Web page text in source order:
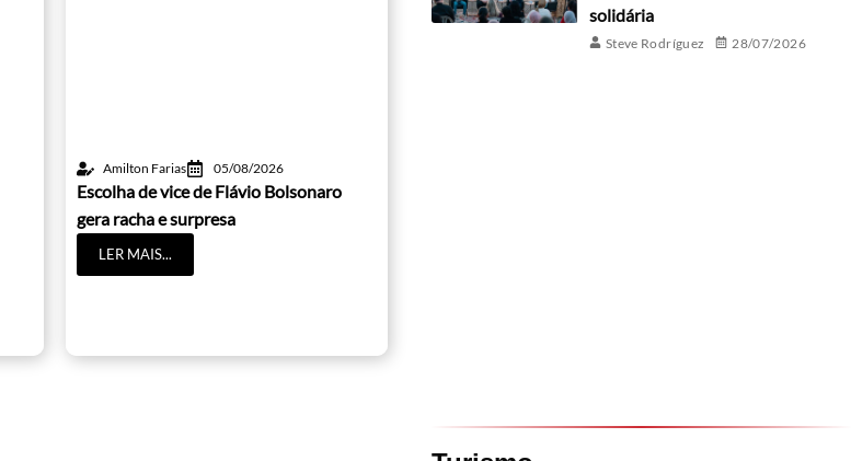
Amilton Farias 05/08/2026
Escolha de vice de Flávio Bolsonaro
gera racha e surpresa
LER MAIS...
solidária
Steve Rodríguez 28/07/2026